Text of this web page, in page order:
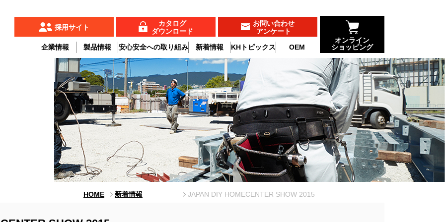
採用サイト
カタログ
ダウンロード
お問い合わせ
アンケート
企業情報 製品情報 安心安全への取り組み 新着情報 KHトピックス OEM
オンライン
ショッピング
HOME 新着情報 JAPAN DIY HOMECENTER SHOW 2015